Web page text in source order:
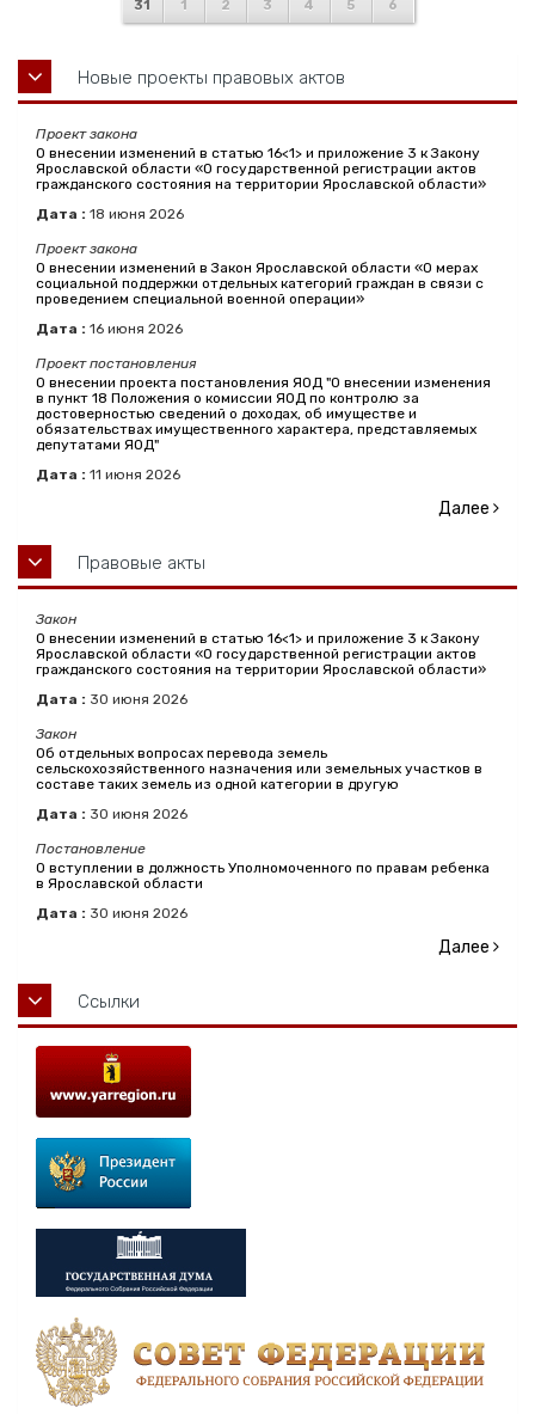
31 1 2 3 4 5 6
Новые проекты правовых актов
Проект закона
О внесении изменений в статью 16<1> и приложение 3 к Закону
Ярославской области «О государственной регистрации актов
гражданского состояния на территории Ярославской области»
Дата : 18 июня 2026
Проект закона
О внесении изменений в Закон Ярославской области «О мерах
социальной поддержки отдельных категорий граждан в связи с
проведением специальной военной операции»
Дата : 16 июня 2026
Проект постановления
О внесении проекта постановления ЯОД "О внесении изменения
в пункт 18 Положения о комиссии ЯОД по контролю за
достоверностью сведений о доходах, об имуществе и
обязательствах имущественного характера, представляемых
депутатами ЯОД"
Дата : 11 июня 2026
Далее
Правовые акты
Закон
О внесении изменений в статью 16<1> и приложение 3 к Закону
Ярославской области «О государственной регистрации актов
гражданского состояния на территории Ярославской области»
Дата : 30 июня 2026
Закон
Об отдельных вопросах перевода земель
сельскохозяйственного назначения или земельных участков в
составе таких земель из одной категории в другую
Дата : 30 июня 2026
Постановление
О вступлении в должность Уполномоченного по правам ребенка
в Ярославской области
Дата : 30 июня 2026
Далее
Ссылки